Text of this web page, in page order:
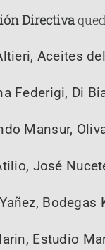
Directiva
Aceites
Federigi, Di
Mansur,
José
Bodegas
Estudio